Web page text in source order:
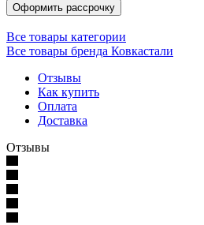
Оформить рассрочку
Все товары категории
Все товары бренда Ковкастали
Отзывы
Как купить
Оплата
Доставка
Отзывы